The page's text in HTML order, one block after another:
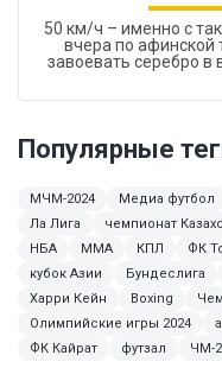
50 км/ч – именно с
вчера по афинской
завоевать серебро в
Популярные
МЧМ-2024 Медиа футбол
Ла Лига
чемпионат
НБА
MMA КПЛ ФК
кубок Азии
Бундеслига
Харри Кейн
Boxing
Олимпийские игры 2024
ФК Кайрат
футзал ЧМ-